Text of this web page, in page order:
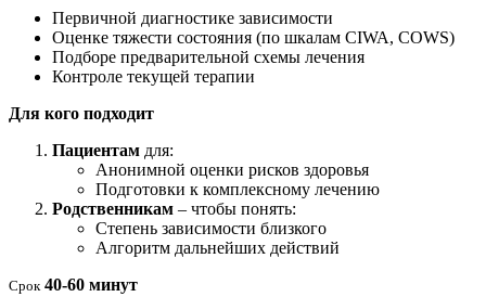
Первичной диагностике зависимости
Оценке тяжести состояния (по шкалам CIWA, COWS)
Подборе предварительной схемы лечения
Контроле текущей терапии
Для кого подходит
Пациентам для:
Анонимной оценки рисков здоровья
Подготовки к комплексному лечению
Родственникам – чтобы понять:
Степень зависимости близкого
Алгоритм дальнейших действий
Срок 40-60 минут